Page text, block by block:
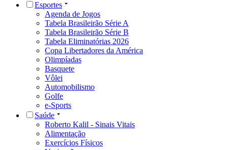
Esportes
Agenda de Jogos
Tabela Brasileirão Série A
Tabela Brasileirão Série B
Tabela Eliminatórias 2026
Copa Libertadores da América
Olimpíadas
Basquete
Vôlei
Automobilismo
Golfe
e-Sports
Saúde
Roberto Kalil - Sinais Vitais
Alimentação
Exercícios Físicos